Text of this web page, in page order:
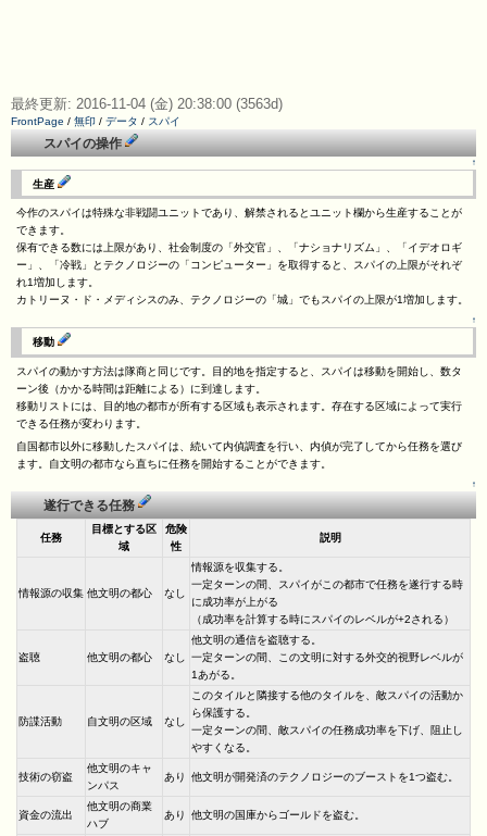
最終更新: 2016-11-04 (金) 20:38:00 (3563d)
FrontPage / 無印 / データ / スパイ
スパイの操作
↑
生産
今作のスパイは特殊な非戦闘ユニットであり、解禁されるとユニット欄から生産することが
できます。
保有できる数には上限があり、社会制度の「外交官」、「ナショナリズム」、「イデオロギ
ー」、「冷戦」とテクノロジーの「コンピューター」を取得すると、スパイの上限がそれぞ
れ1増加します。
カトリーヌ・ド・メディシスのみ、テクノロジーの「城」でもスパイの上限が1増加します。
↑
移動
スパイの動かす方法は隊商と同じです。目的地を指定すると、スパイは移動を開始し、数タ
ーン後（かかる時間は距離による）に到達します。
移動リストには、目的地の都市が所有する区域も表示されます。存在する区域によって実行
できる任務が変わります。
自国都市以外に移動したスパイは、続いて内偵調査を行い、内偵が完了してから任務を選び
ます。自文明の都市なら直ちに任務を開始することができます。
↑
遂行できる任務
任務
目標とする区
域
危険
性
説明
情報源の収集 他文明の都心 なし
情報源を収集する。
一定ターンの間、スパイがこの都市で任務を遂行する時
に成功率が上がる
（成功率を計算する時にスパイのレベルが+2される）
盗聴 他文明の都心 なし
他文明の通信を盗聴する。
一定ターンの間、この文明に対する外交的視野レベルが
1あがる。
防諜活動 自文明の区域 なし
このタイルと隣接する他のタイルを、敵スパイの活動か
ら保護する。
一定ターンの間、敵スパイの任務成功率を下げ、阻止し
やすくなる。
技術の窃盗
他文明のキャ
ンパス
あり 他文明が開発済のテクノロジーのブーストを1つ盗む。
資金の流出
他文明の商業
ハブ
あり 他文明の国庫からゴールドを盗む。